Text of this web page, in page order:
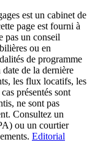
est un cabinet de
page est fourni à
pas un conseil
ou en
de programme
de la dernière
les flux locatifs, les
présentés sont
ne sont pas
Consultez un
ou un courtier
Editorial